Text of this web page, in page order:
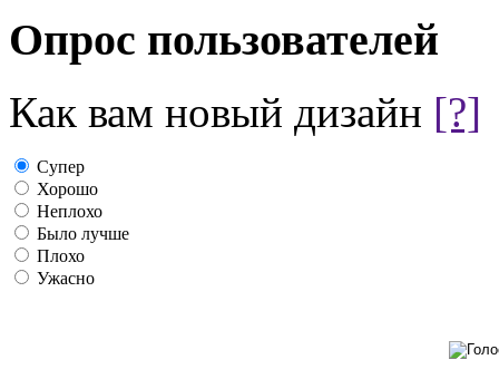
Опрос пользователей
Как вам новый дизайн [?]
Супер
Хорошо
Неплохо
Было лучше
Плохо
Ужасно